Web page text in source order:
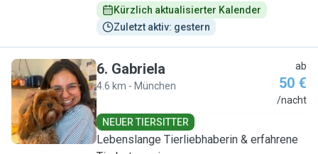
Kürzlich aktualisierter Kalender
Zuletzt aktiv: gestern
G
6. Gabriela
4.6 km - München
ab
50 €
/nacht
NEUER TIERSITTER
Lebenslange Tierliebhaberin & erfahrene